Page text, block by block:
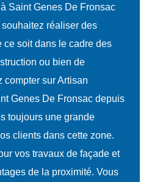
Saint Genes De Fronsac
réaliser des
ce soit dans le cadre des
ou bien de
compter sur Artisan
Genes De Fronsac depuis
toujours une grande
clients dans cette zone.
vos travaux de façade et
de la proximité. Vous